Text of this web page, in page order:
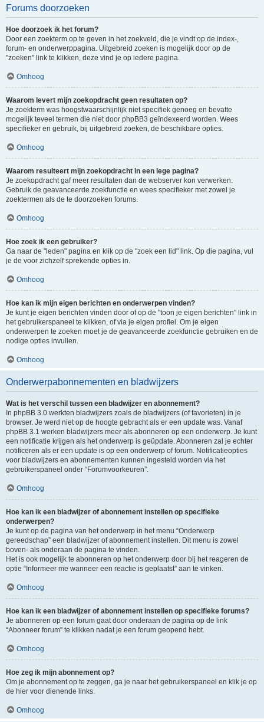
Forums doorzoeken
Hoe doorzoek ik het forum?
Door een zoekterm op te geven in het zoekveld, die je vindt op de index-,
forum- en onderwerppagina. Uitgebreid zoeken is mogelijk door op de
"zoeken" link te klikken, deze vind je op iedere pagina.
Omhoog
Waarom levert mijn zoekopdracht geen resultaten op?
Je zoekterm was hoogstwaarschijnlijk niet specifiek genoeg en bevatte
mogelijk teveel termen die niet door phpBB3 geïndexeerd worden. Wees
specifieker en gebruik, bij uitgebreid zoeken, de beschikbare opties.
Omhoog
Waarom resulteert mijn zoekopdracht in een lege pagina?
Je zoekopdracht gaf meer resultaten dan de webserver kon verwerken.
Gebruik de geavanceerde zoekfunctie en wees specifieker met zowel je
zoektermen als de te doorzoeken forums.
Omhoog
Hoe zoek ik een gebruiker?
Ga naar de "leden" pagina en klik op de "zoek een lid" link. Op die pagina, vul
je de voor zichzelf sprekende opties in.
Omhoog
Hoe kan ik mijn eigen berichten en onderwerpen vinden?
Je kunt je eigen berichten vinden door of op de "toon je eigen berichten" link in
het gebruikerspaneel te klikken, of via je eigen profiel. Om je eigen
onderwerpen te zoeken moet je de geavanceerde zoekfunctie gebruiken en de
nodige opties invullen.
Omhoog
Onderwerpabonnementen en bladwijzers
Wat is het verschil tussen een bladwijzer en abonnement?
In phpBB 3.0 werkten bladwijzers zoals de bladwijzers (of favorieten) in je
browser. Je werd niet op de hoogte gebracht als er een update was. Vanaf
phpBB 3.1 werken bladwijzers meer als abonneren op een onderwerp. Je kunt
een notificatie krijgen als het onderwerp is geüpdate. Abonneren zal je echter
notificeren als er een update is op een onderwerp of forum. Notificatieopties
voor bladwijzers en abonnementen kunnen ingesteld worden via het
gebruikerspaneel onder “Forumvoorkeuren”.
Omhoog
Hoe kan ik een bladwijzer of abonnement instellen op specifieke
onderwerpen?
Je kunt op de pagina van het onderwerp in het menu “Onderwerp
gereedschap” een bladwijzer of abonnement instellen. Dit menu is zowel
boven- als onderaan de pagina te vinden.
Het is ook mogelijk te abonneren op het onderwerp door bij het reageren de
optie “Informeer me wanneer een reactie is geplaatst” aan te vinken.
Omhoog
Hoe kan ik een bladwijzer of abonnement instellen op specifieke forums?
Je abonneren op een forum gaat door onderaan de pagina op de link
“Abonneer forum” te klikken nadat je een forum geopend hebt.
Omhoog
Hoe zeg ik mijn abonnement op?
Om je abonnement op te zeggen, ga je naar het gebruikerspaneel en klik je op
de hier voor dienende links.
Omhoog